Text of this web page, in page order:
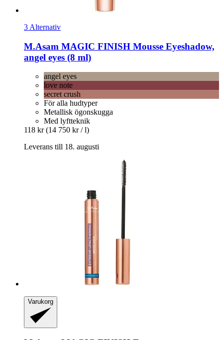
3 Alternativ
M.Asam MAGIC FINISH Mousse Eyeshadow,
angel eyes (8 ml)
angel eyes
love note
secret crush
För alla hudtyper
Metallisk ögonskugga
Med lyftteknik
118 kr (14 750 kr / l)
Leverans till 18. augusti
Varukorg